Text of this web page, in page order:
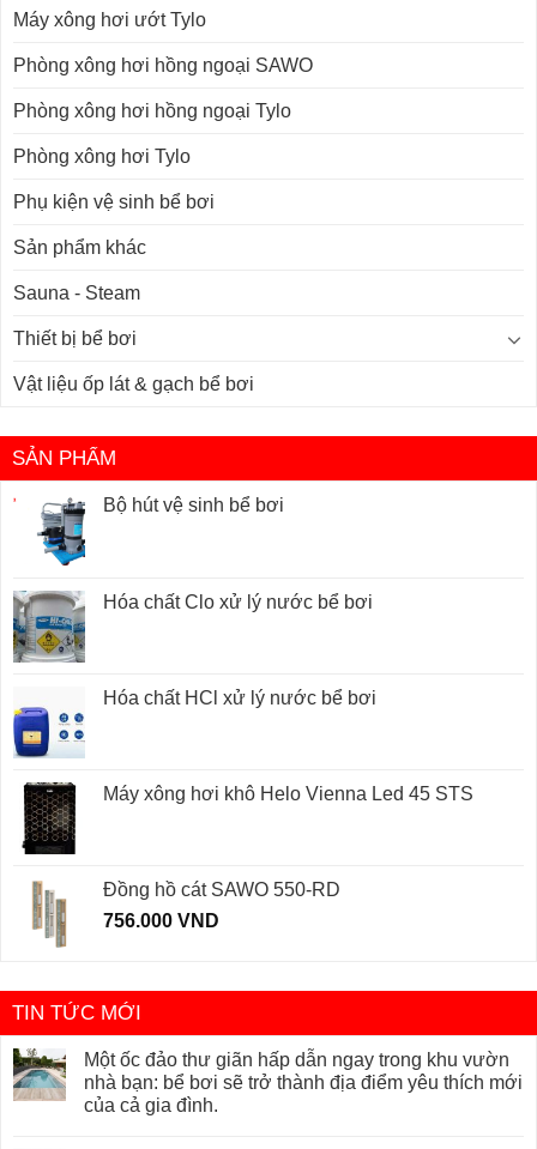
Máy xông hơi ướt Tylo
Phòng xông hơi hồng ngoại SAWO
Phòng xông hơi hồng ngoại Tylo
Phòng xông hơi Tylo
Phụ kiện vệ sinh bể bơi
Sản phẩm khác
Sauna - Steam
Thiết bị bể bơi
Vật liệu ốp lát & gạch bể bơi
SẢN PHẨM
Bộ hút vệ sinh bể bơi
Hóa chất Clo xử lý nước bể bơi
Hóa chất HCl xử lý nước bể bơi
Máy xông hơi khô Helo Vienna Led 45 STS
Đồng hồ cát SAWO 550-RD
756.000 VND
TIN TỨC MỚI
Một ốc đảo thư giãn hấp dẫn ngay trong khu vườn
nhà bạn: bể bơi sẽ trở thành địa điểm yêu thích mới
của cả gia đình.